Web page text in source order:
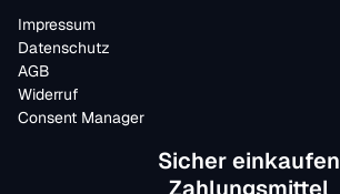
Impressum
Datenschutz
AGB
Widerruf
Consent Manager
Sicher einkaufen